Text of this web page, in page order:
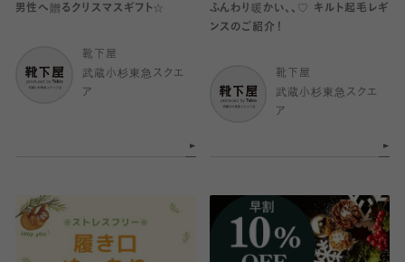
男性へ贈るクリスマスギフト☆
靴下屋
武蔵小杉東急スクエ
ア
ふんわり暖かい、、♡ キルト起毛レギ
ンスのご紹介！
靴下屋
武蔵小杉東急スクエ
ア